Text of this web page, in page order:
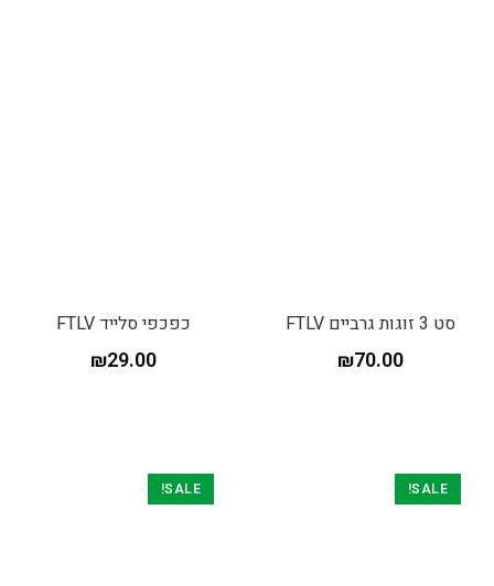
סט 3 זוגות גרביים FTLV
₪70.00
כפכפי סלייד FTLV
₪29.00
SALE!
SALE!